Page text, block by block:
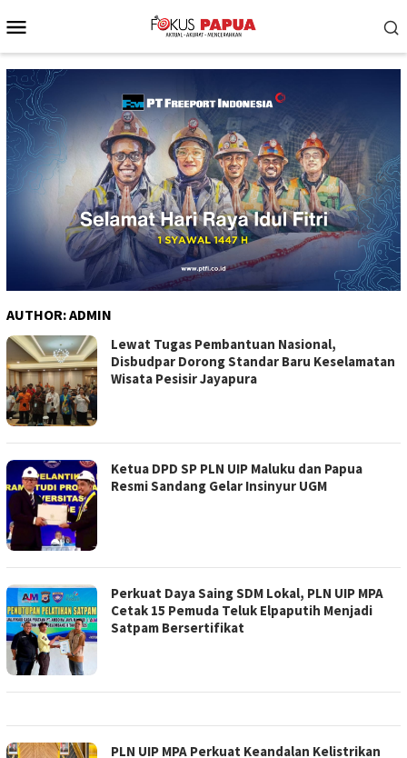
to
Menu
AUTHOR:ADMIN
Lewat Tugas Pembantuan Nasional,
Disbudpar Dorong Standar Baru Keselamatan
Wisata Pesisir Jayapura
Ketua DPD SP PLN UIP Maluku dan Papua
Resmi Sandang Gelar Insinyur UGM
Perkuat Daya Saing SDM Lokal, PLN UIP MPA
Cetak 15 Pemuda Teluk Elpaputih Menjadi
Satpam Bersertifikat
PLN UIP MPA Perkuat Keandalan Kelistrikan